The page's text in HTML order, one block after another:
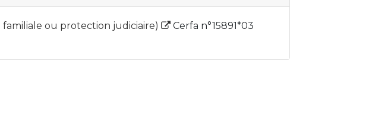
ou protection judiciaire) Cerfa n°15891*03